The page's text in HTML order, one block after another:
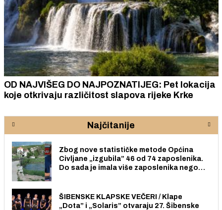
OD NAJVIŠEG DO NAJPOZNATIJEG: Pet lokacija
koje otkrivaju različitost slapova rijeke Krke
Najčitanije
Zbog nove statističke metode Općina
Civljane „izgubila” 46 od 74 zaposlenika.
Do sada je imala više zaposlenika nego
ŠIBENSKE KLAPSKE VEČERI / Klape
„Dota” i „Solaris” otvaraju 27. Šibenske